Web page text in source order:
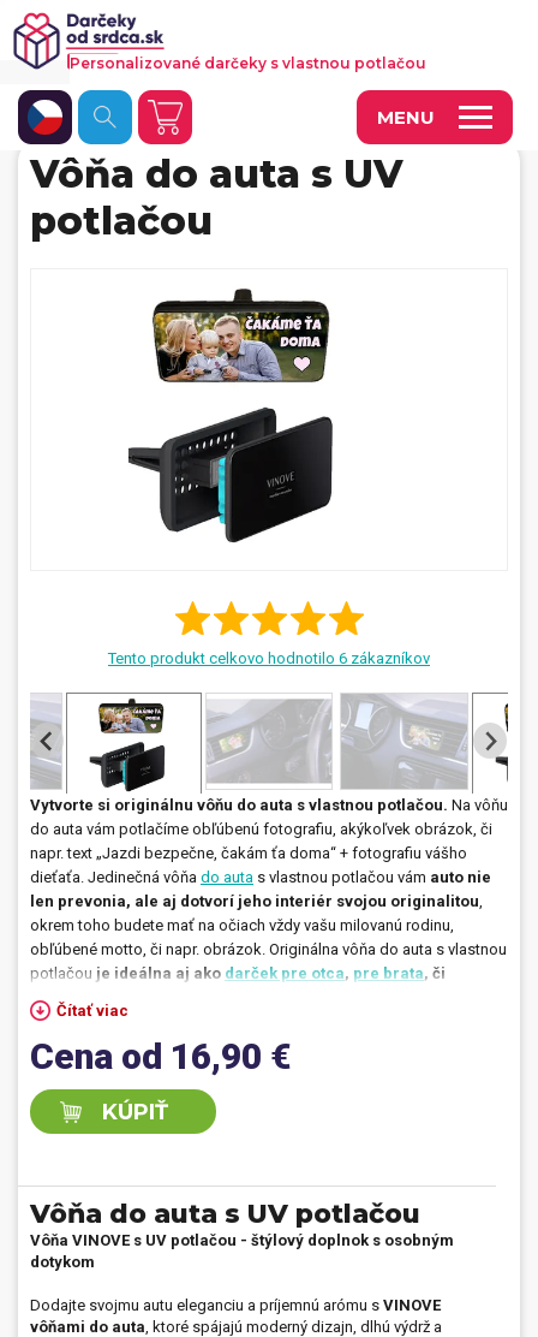
MENU
Fotoobrazy a dekorácie
Hrnčeky a keramika
Fotoknihy a fotozošity
Personalizované hry
Vankúše a iný textil
Tašky, vaky, ruksaky
Doplnky do kancelárie, domácnosti, auta
PO-PIA 7:30 - 17:00
0850 11 15 16
napíšte nám
faxcopy@faxcopy.sk
Úvod Produkty
Novinky Blog
Kontakty
Môj profil
Personalizované darčeky s vlastnou potlačou
Vôňa do auta s UV
potlačou
Tento produkt celkovo hodnotilo 6 zákazníkov
Vytvorte si originálnu vôňu do auta s vlastnou potlačou. Na vôňu
do auta vám potlačíme obľúbenú fotografiu, akýkoľvek obrázok, či
napr. text „Jazdi bezpečne, čakám ťa doma“ + fotografiu vášho
dieťaťa. Jedinečná vôňa do auta s vlastnou potlačou vám auto nie
len prevonia, ale aj dotvorí jeho interiér svojou originalitou
okrem toho budete mať na očiach vždy vašu milovanú rodinu,
obľúbené motto, či napr. obrázok. Originálna vôňa do auta s vlastnou
potlačou je ideálna aj ako darček pre otca, pre brata, či
pokojne pre kohokoľvek, kto vlastní auto
alebo iný významný deň, ktorý by sa patrilo osláviť prekvapením –
originálnym darčekom s vlastnou potlačou.
Čítať viac
Cena od 16,90 €
KÚPIŤ
Vôňa do auta s UV potlačou
Vôňa VINOVE s UV potlačou - štýlový doplnok s osobným
dotykom
Dodajte svojmu autu eleganciu a príjemnú arómu s VINOVE
vôňami do auta , ktoré spájajú moderný dizajn, dlhú výdrž a